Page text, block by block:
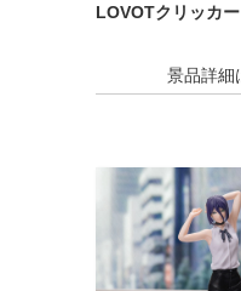
LOVOTクリッカー